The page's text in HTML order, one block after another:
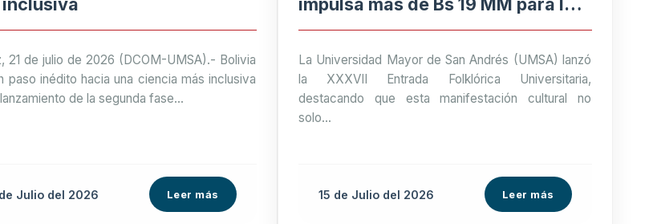
21 de julio de 2026 (DCOM-UMSA).- Bolivia
paso inédito hacia una ciencia más inclusiva
de la segunda fase...
Julio del 2026 Leer más
economía paceña
La Universidad Mayor de San Andrés (UMSA) lanzó
la XXXVII Entrada Folklórica Universitaria,
destacando que esta manifestación cultural no
solo...
15 de Juliodel 2026 Leer más